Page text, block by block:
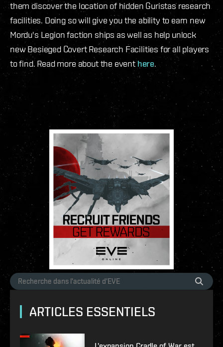
them discover the location of hidden Guristas research
facilities. Doing so will give you the ability to earn new
Mordu's Legion faction ships as well as help unlock
new Besieged Covert Research Facilities for all players
to find. Read more about the eventhere.
ARTICLES ESSENTIELS